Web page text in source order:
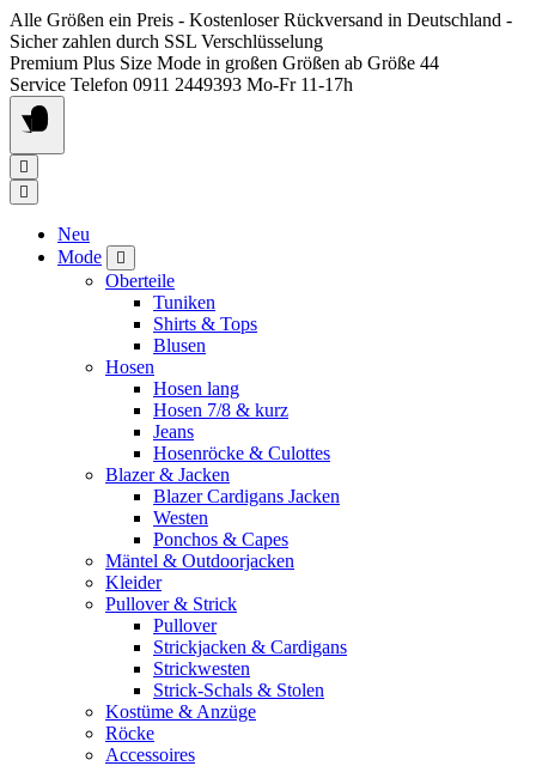
Springen
Sie
zum
Inhalt
Alle Größen ein Preis - Kostenloser Rückversand in Deutschland -
Sicher zahlen durch SSL Verschlüsselung
Premium Plus Size Mode in großen Größen ab Größe 44
Service Telefon 0911 2449393 Mo-Fr 11-17h
Neu
Mode
Oberteile
Tuniken
Shirts & Tops
Blusen
Hosen
Hosen lang
Hosen 7/8 & kurz
Jeans
Hosenröcke & Culottes
Blazer & Jacken
Blazer Cardigans Jacken
Westen
Ponchos & Capes
Mäntel & Outdoorjacken
Kleider
Pullover & Strick
Pullover
Strickjacken & Cardigans
Strickwesten
Strick-Schals & Stolen
Kostüme & Anzüge
Röcke
Accessoires